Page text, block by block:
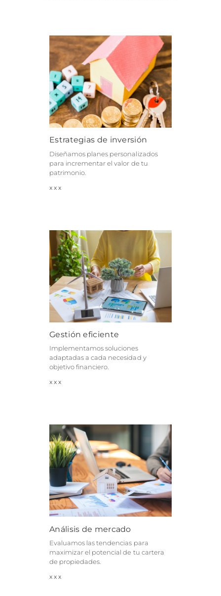
Estrategias de inversión
Diseñamos planes personalizados
para incrementar el valor de tu
patrimonio.
Gestión eficiente
Implementamos soluciones
adaptadas a cada necesidad y
objetivo financiero.
Análisis de mercado
Evaluamos las tendencias para
maximizar el potencial de tu cartera
de propiedades.